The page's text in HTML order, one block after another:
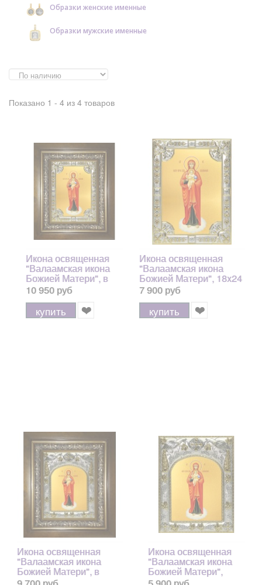
Образки женские именные
Образки мужские именные
Показано 1 - 4 из 4 товаров
Икона освященная
"Валаамская икона
Божией Матери", в
киоте 24x30 см
10 950 руб
купить
Икона освященная
"Валаамская икона
Божией Матери", 18x24
см, со стразами
7 900 руб
купить
Икона освященная
"Валаамская икона
Божией Матери", в
киоте 20x24 см
Икона освященная
"Валаамская икона
Божией Матери",
14x18 см